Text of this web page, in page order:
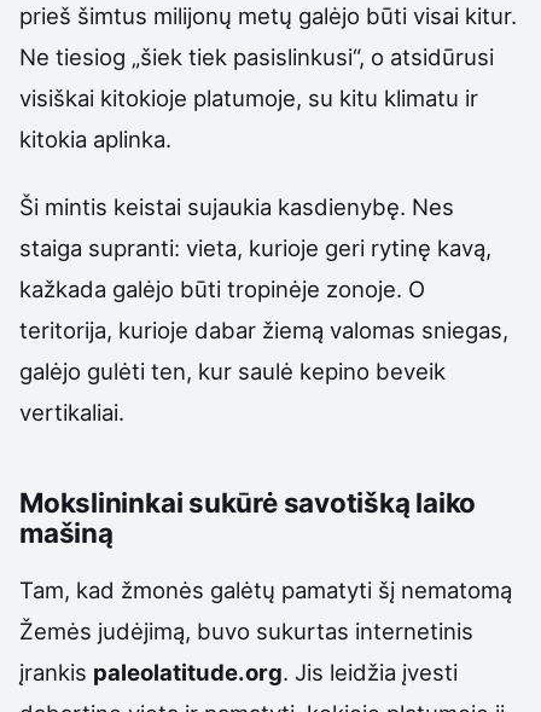
prieš šimtus milijonų metų galėjo būti visai kitur.
Ne tiesiog „šiek tiek pasislinkusi“, o atsidūrusi
visiškai kitokioje platumoje, su kitu klimatu ir
kitokia aplinka.
Ši mintis keistai sujaukia kasdienybę. Nes
staiga supranti: vieta, kurioje geri rytinę kavą,
kažkada galėjo būti tropinėje zonoje. O
teritorija, kurioje dabar žiemą valomas sniegas,
galėjo gulėti ten, kur saulė kepino beveik
vertikaliai.
Mokslininkai sukūrė savotišką laiko
mašiną
Tam, kad žmonės galėtų pamatyti šį nematomą
Žemės judėjimą, buvo sukurtas internetinis
įrankis paleolatitude.org. Jis leidžia įvesti